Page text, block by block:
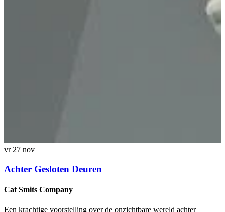
vr 27 nov
Achter Gesloten Deuren
Cat Smits Company
Een krachtige voorstelling over de onzichtbare wereld achter